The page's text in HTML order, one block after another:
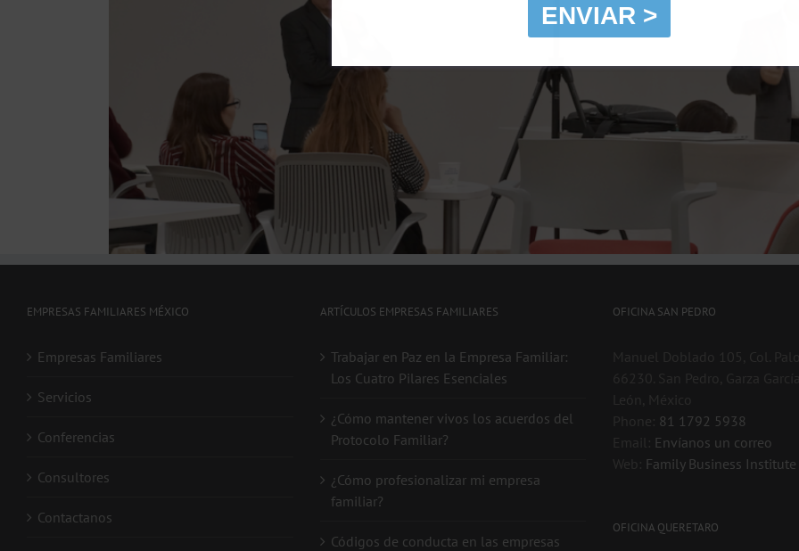
EMPRESAS FAMILIARES MÉXICO
Empresas Familiares
Servicios
Conferencias
Consultores
Contactanos
ARTÍCULOS EMPRESAS FAMILIARES
Trabajar en Paz en la Empresa Familiar:
Los Cuatro Pilares Esenciales
¿Cómo mantener vivos los acuerdos del
Protocolo Familiar?
¿Cómo profesionalizar mi empresa
familiar?
Códigos de conducta en las empresas
OFICINA SAN PEDRO
81 1792 5938
Envíanos un correo
Family Business
OFICINA QUERETARO
ENVIAR >